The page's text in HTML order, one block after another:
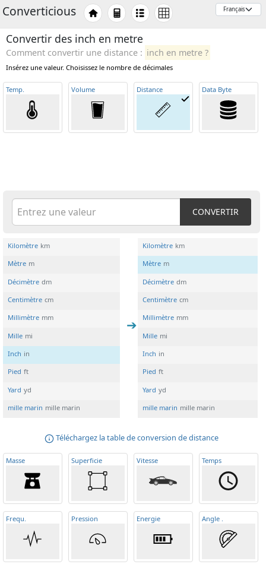
Converticious
Convertir des inch en metre
Comment convertir une distance : inch en metre ?
Insérez une valeur. Choisissez le nombre de décimales
Temp Volume Distance Data Byte
CONVERTIR
Kilomètre km
Mètre m
Décimètre dm
Centimètre cm
Millimètre mm
Mille mi
Inch in
Pied ft
Yard yd
mille marin mille marin
Kilomètre km
Mètre m
Décimètre dm
Centimètre cm
Millimètre mm
Mille mi
Inch in
Pied ft
Yard yd
mille marin mille marin
Téléchargez la table de conversion de distance
Masse Superficie Vitesse Temps
Frequ Pression Energie Angle